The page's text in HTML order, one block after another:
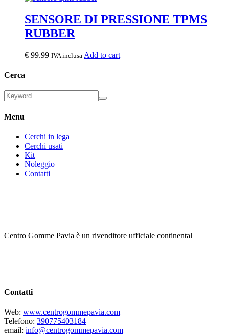
SENSORE DI PRESSIONE TPMS
RUBBER
€ 99.99 IVA inclusa Add to cart
Cerca
Menu
Cerchi in lega
Cerchi usati
Kit
Noleggio
Contatti
Centro Gomme Pavia è un rivenditore ufficiale continental
Contatti
Web: www.centrogommepavia.com
Telefono: 390775403184
email: info@centrogommepavia.com